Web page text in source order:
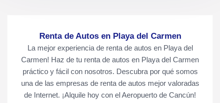
Renta de Autos en Playa del Carmen
La mejor experiencia de renta de autos en Playa del
Carmen! Haz de tu renta de autos en Playa del Carmen
práctico y fácil con nosotros. Descubra por qué somos
una de las empresas de renta de autos mejor valoradas
de Internet. ¡Alquile hoy con el Aeropuerto de Cancún!